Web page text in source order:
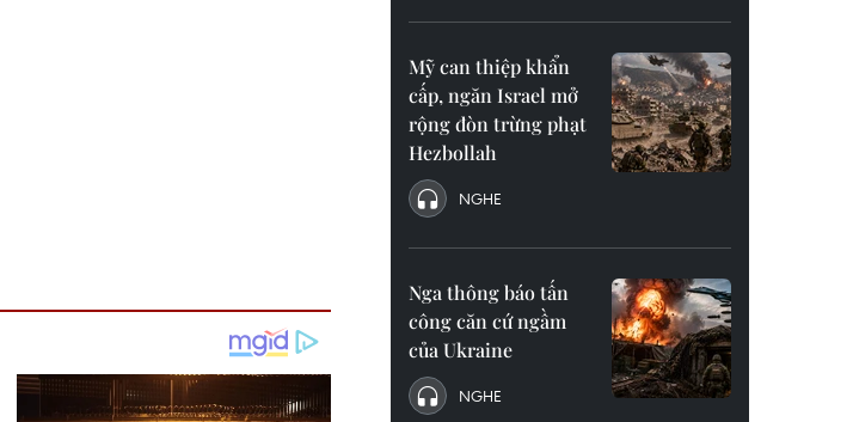
Mỹ can thiệp khẩn
cấp, ngăn Israel mở
rộng đòn trừng phạt
Hezbollah
NGHE
Nga thông báo tấn
công căn cứ ngầm
của Ukraine
NGHE